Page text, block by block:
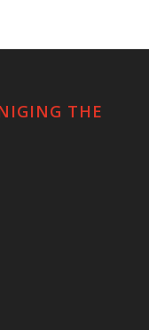
THE